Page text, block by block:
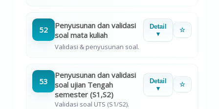
52
Penyusunan dan validasi
soal mata kuliah
Detail
▾
☆
Validasi & penyusunan soal.
53
Penyusunan dan validasi
soal ujian Tengah
semester (S1,S2)
Detail
▾
☆
Validasi soal UTS (S1/S2).